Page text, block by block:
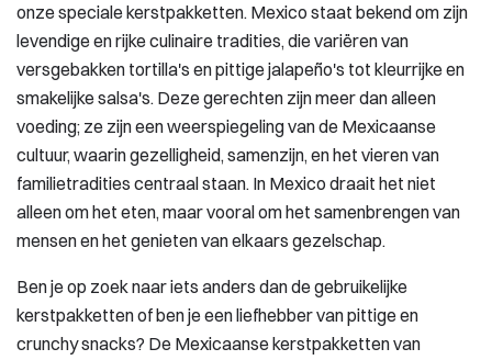
onze speciale kerstpakketten. Mexico staat bekend om zijn
levendige en rijke culinaire tradities, die variëren van
versgebakken tortilla's en pittige jalapeño's tot kleurrijke en
smakelijke salsa's. Deze gerechten zijn meer dan alleen
voeding; ze zijn een weerspiegeling van de Mexicaanse
cultuur, waarin gezelligheid, samenzijn, en het vieren van
familietradities centraal staan. In Mexico draait het niet
alleen om het eten, maar vooral om het samenbrengen van
mensen en het genieten van elkaars gezelschap.
Ben je op zoek naar iets anders dan de gebruikelijke
kerstpakketten of ben je een liefhebber van pittige en
crunchy snacks? De Mexicaanse kerstpakketten van